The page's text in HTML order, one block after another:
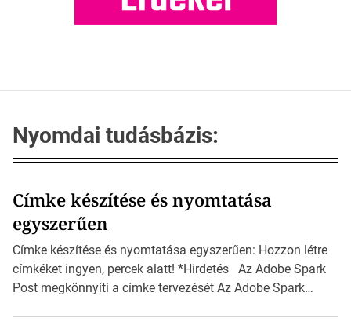
Nyomdai tudásbázis:
Címke készítése és nyomtatása
egyszerűen
Címke készítése és nyomtatása egyszerűen: Hozzon létre
címkéket ingyen, percek alatt! *Hirdetés Az Adobe Spark
Post megkönnyíti a címke tervezését Az Adobe Spark